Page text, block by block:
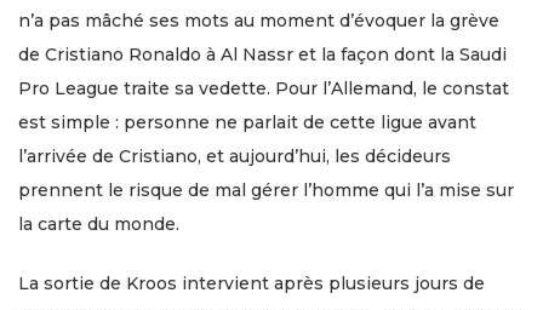
n’a pas mâché ses mots au moment d’évoquer la grève
de Cristiano Ronaldo à Al Nassr et la façon dont la Saudi
Pro League traite sa vedette. Pour l’Allemand, le constat
est simple : personne ne parlait de cette ligue avant
l’arrivée de Cristiano, et aujourd’hui, les décideurs
prennent le risque de mal gérer l’homme qui l’a mise sur
la carte du monde.
La sortie de Kroos intervient après plusieurs jours de